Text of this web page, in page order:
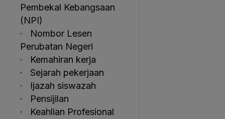
Pembekal Kebangsaan
(NPI)
· Nombor Lesen
Perubatan Negeri
· Kemahiran kerja
· Sejarah pekerjaan
· Ijazah siswazah
· Pensijilan
· Keahlian Profesional